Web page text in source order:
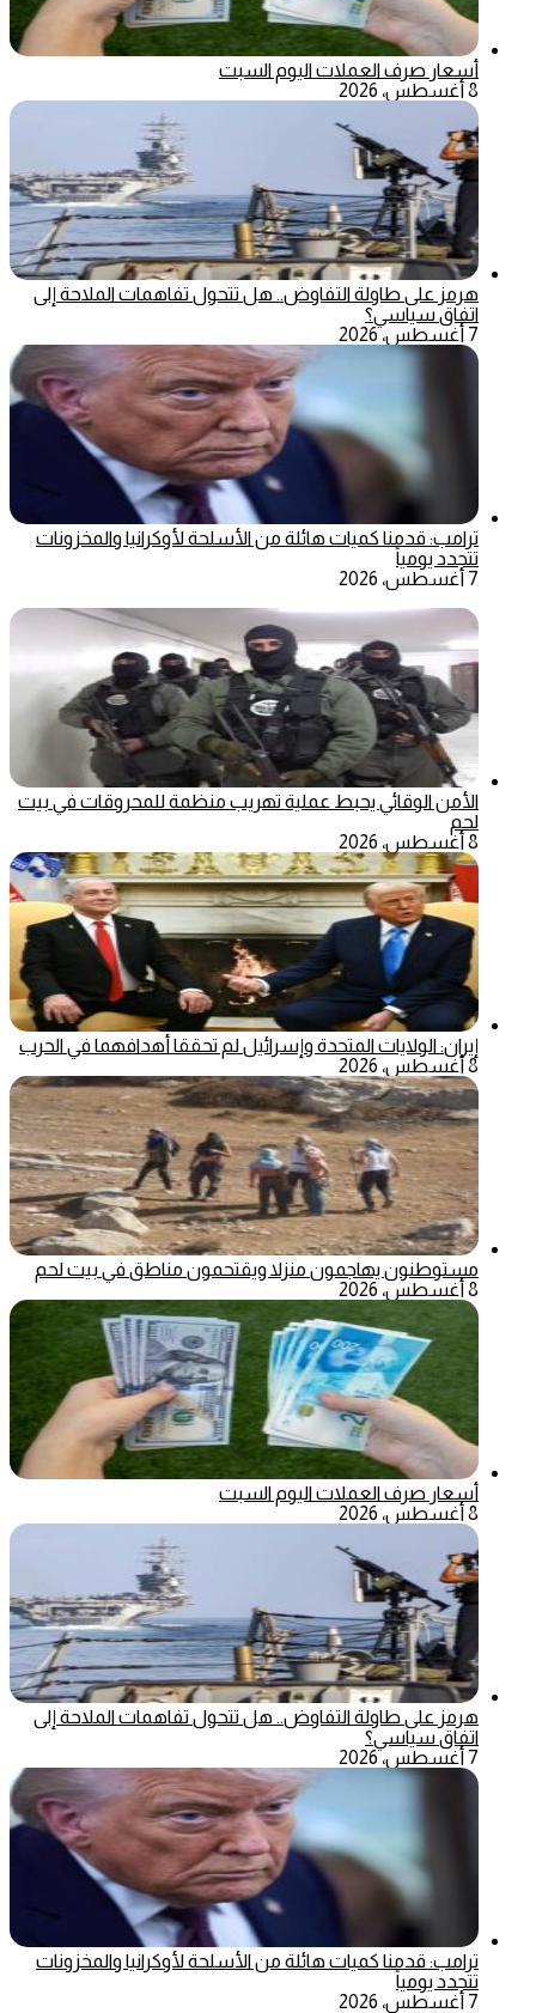
أسعار صرف العملات اليوم السبت
8 أغسطس، 2026
هرمز على طاولة التفاوض.. هل تتحول تفاهمات الملاحة إلى
اتفاق سياسي؟
7 أغسطس، 2026
ترامب: قدمنا كميات هائلة من الأسلحة لأوكرانيا والمخزونات
تتجدد يومياً
7 أغسطس، 2026
الأمن الوقائي يحبط عملية تهريب منظمة للمحروقات في بيت
لحم
8 أغسطس، 2026
إيران: الولايات المتحدة وإسرائيل لم تحققا أهدافهما في الحرب
8 أغسطس، 2026
مستوطنون يهاجمون منزلا ويقتحمون مناطق في بيت لحم
8 أغسطس، 2026
أسعار صرف العملات اليوم السبت
8 أغسطس، 2026
هرمز على طاولة التفاوض.. هل تتحول تفاهمات الملاحة إلى
اتفاق سياسي؟
7 أغسطس، 2026
ترامب: قدمنا كميات هائلة من الأسلحة لأوكرانيا والمخزونات
تتجدد يومياً
7 أغسطس، 2026